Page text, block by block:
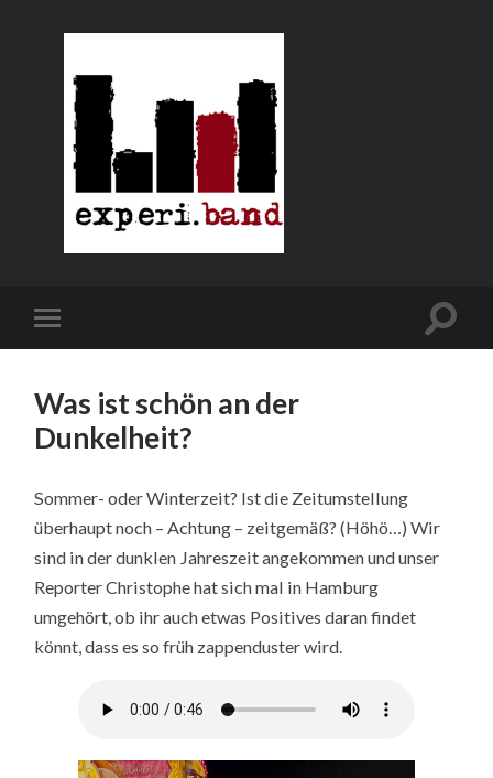
Was ist schön an der
Dunkelheit?
Sommer- oder Winterzeit? Ist die Zeitumstellung
überhaupt noch – Achtung – zeitgemäß? (Höhö…) Wir
sind in der dunklen Jahreszeit angekommen und unser
Reporter Christophe hat sich mal in Hamburg
umgehört, ob ihr auch etwas Positives daran findet
könnt, dass es so früh zappenduster wird.